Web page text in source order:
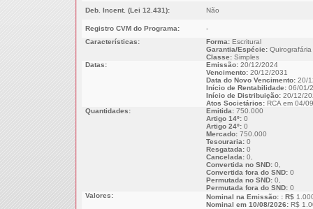
Deb. Incent. (Lei 12.431): Não
Registro CVM do Programa:
-
Características:
Forma:Escritural
Garantia/Espécie:Quirografária
Classe:Simples
Datas:
Emissão:20/12/2024
Vencimento: 20/12/2031
Data do Novo Vencimento:20/
Início de Rentabilidade:06/01/
Início de Distribuição:20/12/
Atos Societários:RCA em 04/
Quantidades:
Emitida:750.000
Artigo 14º:0
Artigo 24º:0
Mercado:750.000
Tesouraria:0
Resgatada:0
Cancelada:0,
Convertida no SND:0,
Convertida fora do SND:0
Permutada no SND:0,
Permutada fora do SND:0
Valores:
Nominal na Emissão: : R$
Nominal em 10/08/2026:R$